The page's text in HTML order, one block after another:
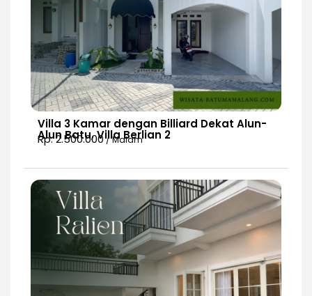
Villa 3 Kamar dengan Billiard Dekat Alun-
Alun Batu, Villa Berlian 2
Rp. 2.500.000/ Malam